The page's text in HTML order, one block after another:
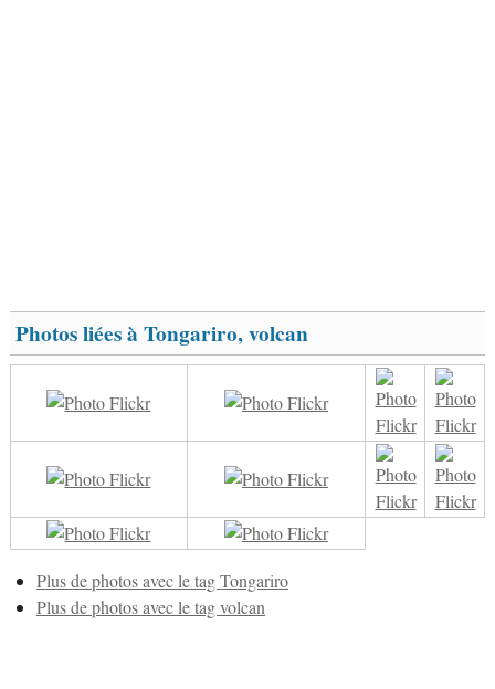
Photos liées à Tongariro, volcan
Plus de photos avec le tag Tongariro
Plus de photos avec le tag volcan